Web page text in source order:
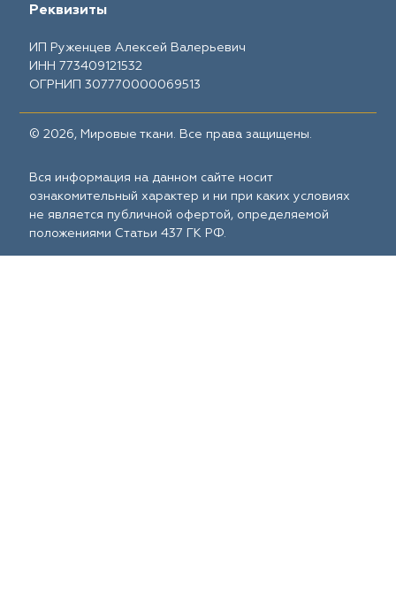
Реквизиты
ИП Руженцев Алексей Валерьевич
ИНН 773409121532
ОГРНИП 307770000069513
© 2026, Мировые ткани. Все права защищены.
Вся информация на данном сайте носит
ознакомительный характер и ни при каких условиях
не является публичной офертой, определяемой
положениями Статьи 437 ГК РФ.